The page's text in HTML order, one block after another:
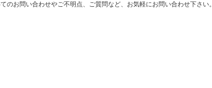
のお問い合わせやご不明点、ご質問など、お気軽にお問い合わせ下さい。